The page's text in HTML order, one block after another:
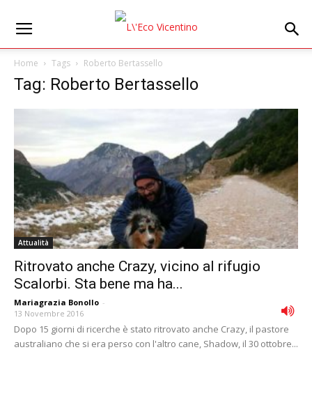
Home Tags Roberto Bertassello
Tag: Roberto Bertassello
Attualità
Ritrovato anche Crazy, vicino al rifugio
Scalorbi. Sta bene ma ha...
Mariagrazia Bonollo -
13 Novembre 2016
Dopo 15 giorni di ricerche è stato ritrovato anche Crazy, il pastore
australiano che si era perso con l'altro cane, Shadow, il 30 ottobre...